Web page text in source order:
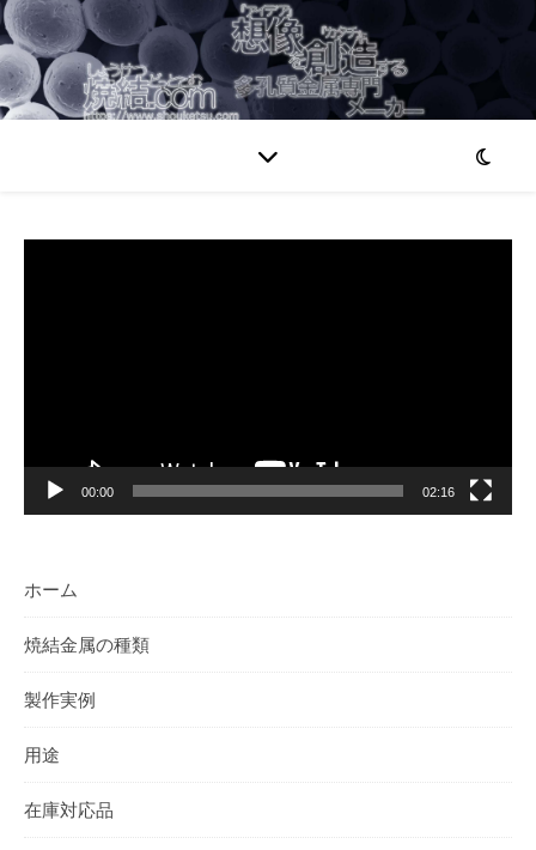
00:00 02:16
ホーム
焼結金属の種類
製作実例
用途
在庫対応品